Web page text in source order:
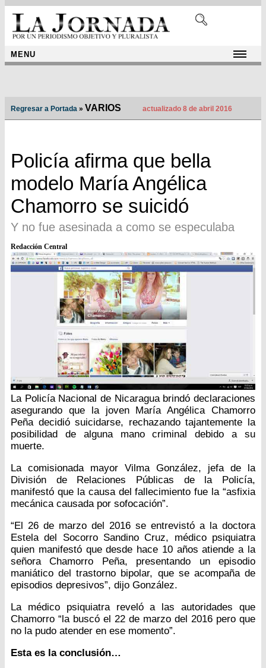
MENU
Regresar a Portada » VARIOS actualizado 8 de abril 2016
Policía afirma que bella
modelo María Angélica
Chamorro se suicidó
Y no fue asesinada a como se especulaba
Redacción Central
La Policía Nacional de Nicaragua brindó declaraciones
asegurando que la joven María Angélica Chamorro
Peña decidió suicidarse, rechazando tajantemente la
posibilidad de alguna mano criminal debido a su
muerte.
La comisionada mayor Vilma González, jefa de la
División de Relaciones Públicas de la Policía,
manifestó que la causa del fallecimiento fue la “asfixia
mecánica causada por sofocación”.
“El 26 de marzo del 2016 se entrevistó a la doctora
Estela del Socorro Sandino Cruz, médico psiquiatra
quien manifestó que desde hace 10 años atiende a la
señora Chamorro Peña, presentando un episodio
maniático del trastorno bipolar, que se acompaña de
episodios depresivos”, dijo González.
La médico psiquiatra reveló a las autoridades que
Chamorro “la buscó el 22 de marzo del 2016 pero que
no la pudo atender en ese momento”.
Esta es la conclusión…